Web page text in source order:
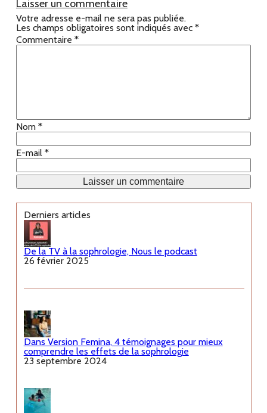
Laisser un commentaire
Votre adresse e-mail ne sera pas publiée.
Les champs obligatoires sont indiqués avec *
Commentaire *
Nom *
E-mail *
Derniers articles
De la TV à la sophrologie, Nous le podcast
26 février 2025
Dans Version Femina, 4 témoignages pour mieux
comprendre les effets de la sophrologie
23 septembre 2024